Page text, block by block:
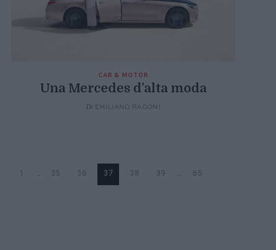
CAR & MOTOR
Una Mercedes d’alta moda
Di EMILIANO RAGONI
1 ... 35 36 37 38 39 ... 65